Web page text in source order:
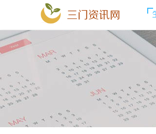
三门资讯网